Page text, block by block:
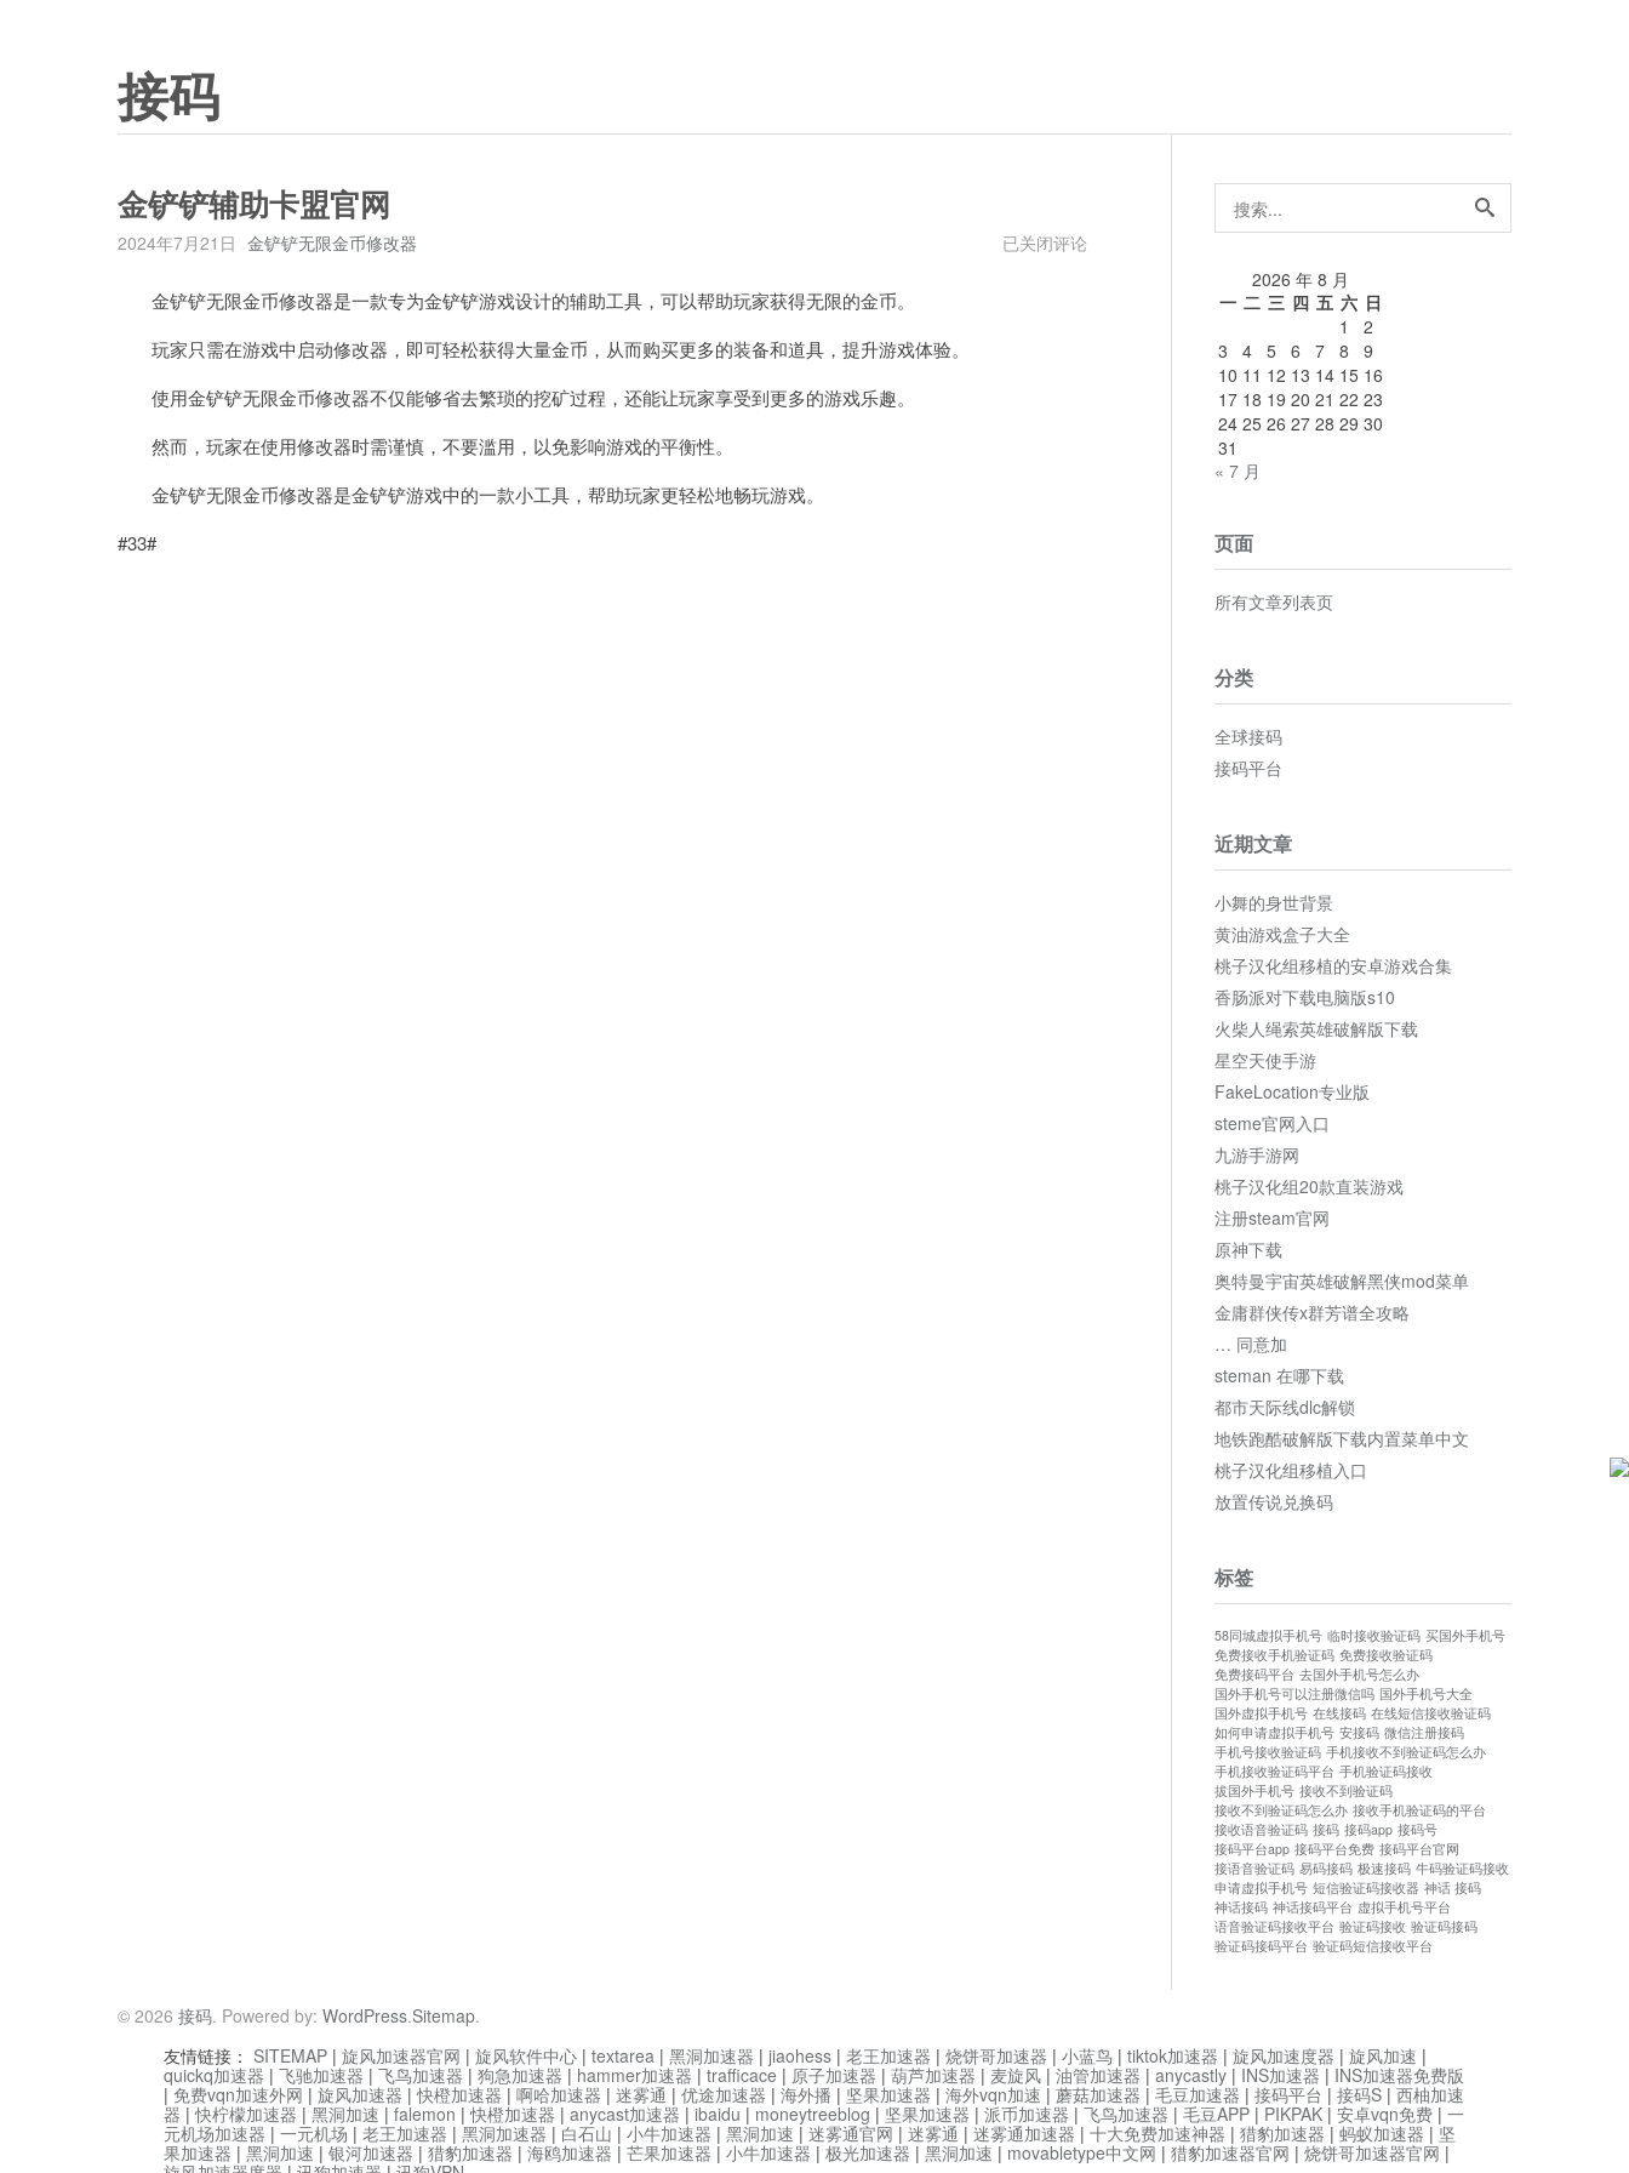
接码
金铲铲辅助卡盟官网
2024年7月21日 金铲铲无限金币修改器
金
已关闭评论
金铲铲无限金币修改器是一款专为金铲铲游戏设计的辅助工具，可以帮助玩家获得无限的金币。
玩家只需在游戏中启动修改器，即可轻松获得大量金币，从而购买更多的装备和道具，提升游戏体验。
使用金铲铲无限金币修改器不仅能够省去繁琐的挖矿过程，还能让玩家享受到更多的游戏乐趣。
然而，玩家在使用修改器时需谨慎，不要滥用，以免影响游戏的平衡性。
金铲铲无限金币修改器是金铲铲游戏中的一款小工具，帮助玩家更轻松地畅玩游戏。
#33#
搜
索...
2026 年 8 月
一 二 三 四 五 六 日
1
2
3
4 5 6 7 8
9
10 11 12 13 14 15 16
17 18 19 20 21 22 23
24 25 26 27 28 29 30
31
« 7 月
页面
所有文章列表页
分类
全球接码
接码平台
近期文章
小舞的身世背景
黄油游戏盒子大全
桃子汉化组移植的安卓游戏合集
香肠派对下载电脑版s10
火柴人绳索英雄破解版下载
星空天使手游
FakeLocation专业版
steme官网入口
九游手游网
桃子汉化组20款直装游戏
注册steam官网
原神下载
奥特曼宇宙英雄破解黑侠mod菜单
金庸群侠传x群芳谱全攻略
… 同意加
steman 在哪下载
都市天际线dlc解锁
地铁跑酷破解版下载内置菜单中文
桃子汉化组移植入口
放置传说兑换码
标签
58同城虚拟手机号 临时接收验证码 买国外手机号
免费接收手机验证码 免费接收验证码
免费接码平台 去国外手机号怎么办
国外手机号可以注册微信吗 国外手机号大全
国外虚拟手机号 在线接码 在线短信接收验证码
如何申请虚拟手机号 安接码 微信注册接码
手机号接收验证码 手机接收不到验证码怎么办
手机接收验证码平台 手机验证码接收
拔国外手机号 接收不到验证码
接收不到验证码怎么办 接收手机验证码的平台
接收语音验证码 接码 接码app 接码号
接码平台app 接码平台免费 接码平台官网
接语音验证码 易码接码 极速接码 牛码验证码接收
申请虚拟手机号 短信验证码接收器 神话 接码
神话接码 神话接码平台 虚拟手机号平台
语音验证码接收平台 验证码接收 验证码接码
验证码接码平台 验证码短信接收平台
© 2026 接码. Powered by: WordPress.Sitemap.
友情链接： SITEMAP | 旋风加速器官网 | 旋风软件中心 | textarea | 黑洞加速器 | jiaohess | 老王加速器 | 烧饼哥加速器 | 小蓝鸟 | tiktok加速器 | 旋风加速度器 | 旋风加速 |
quickq加速器 | 飞驰加速器 | 飞鸟加速器 | 狗急加速器 | hammer加速器 | trafficace | 原子加速器 | 葫芦加速器 | 麦旋风 | 油管加速器 | anycastly | INS加速器 | INS加速器免费版
| 免费vqn加速外网 | 旋风加速器 |快橙加速器 | 啊哈加速器 | 迷雾通 | 优途加速器 | 海外播 | 坚果加速器 | 海外vqn加速 | 蘑菇加速器 | 毛豆加速器 | 接码平台 | 接码S | 西柚加速
器 |快柠檬加速器 | 黑洞加速 | falemon |快橙加速器 | anycast加速器 | ibaidu | moneytreeblog | 坚果加速器 | 派币加速器 | 飞鸟加速器 | 毛豆APP | PIKPAK | 安卓vqn免费 | 一
元机场加速器 | 一元机场 | 老王加速器 | 黑洞加速器 | 白石山 | 小牛加速器 | 黑洞加速 | 迷雾通官网 | 迷雾通 | 迷雾通加速器 | 十大免费加速神器 | 猎豹加速器 | 蚂蚁加速器 | 坚
果加速器 | 黑洞加速 | 银河加速器 | 猎豹加速器 | 海鸥加速器 | 芒果加速器 | 小牛加速器 | 极光加速器 | 黑洞加速 | movabletype中文网 | 猎豹加速器官网 | 烧饼哥加速器官网 |